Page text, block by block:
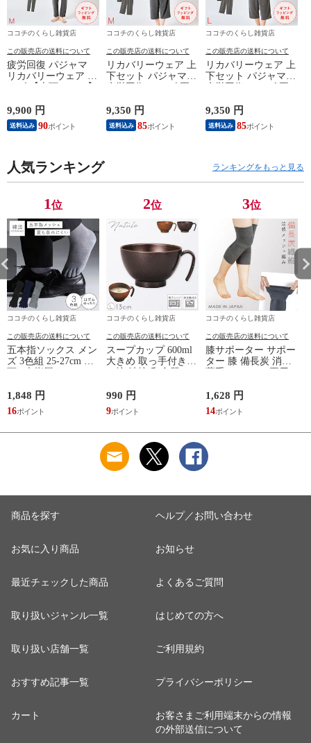
ココチのくらし雑貨店
この販売店の送料について
疲労回復 パジャマ
リカバリーウェア メ
れが取れる パジャマ
血行促進 肩こり 腰
痛対策 疲れ 軽減 ル
ゼント 敬老の日 男
性用 安眠サポート
プルデザイン 杢グレ
9,900 円
送料込み 90
ココチのくらし雑貨店
この販売店の送料について
リカバリーウェア 上
下セット パジャマ
ンツ 春夏用【一般医
療機器】部屋着 肩こ
り 冷え性 疲れが取
ームウェア リカバリ
9,350 円
送料込み 85
ココチのくらし雑貨店
この販売店の送料について
リカバリーウェア 上
下セット パジャマ
ンツ 春夏用【一般医
療機器】部屋着 肩こ
り 冷え性 疲れが取
パが良い お得 安い
ームウェア リカバリ
9,350 円
送料込み 85
人気ランキング ランキングをもっと見る
1位
ココチのくらし雑貨店
この販売店の送料について
五本指ソックス メン
ズ 3色組 25-27cm 靴
い ベーシックカラー
ゆったりメッシュメ
ンズ5本指ソックス
1,848 円
16
2位
ココチのくらし雑貨店
この販売店の送料について
スープカップ 600ml
大きめ 取っ手付き
対応 レンジ 割れな
い 軽い 木目 Natule
レンジ手付木目椀 L
990 円
9
3位
ココチのくらし雑貨店
この販売店の送料について
膝サポーター サポー
ター 膝 備長炭 消臭
止 グッズ 夏 備長炭
メッシュサポーター
1,628 円
14
商品を探す
お気に入り商品
最近チェックした商品
取り扱いジャンル一覧
取り扱い店舗一覧
おすすめ記事一覧
カート
ヘルプ／お問い合わせ
お知らせ
よくあるご質問
はじめての方へ
ご利用規約
プライバシーポリシー
お客さまご利用端末からの情報
の外部送信について